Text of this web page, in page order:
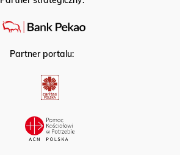
Partner strategiczny:
Partner portalu: